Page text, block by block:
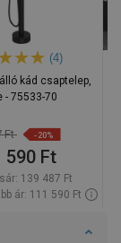
(4)
kád csaptelep,
- 75533-70
Ft -20%
590 Ft
139 487 Ft
ár: 111 590 Ft